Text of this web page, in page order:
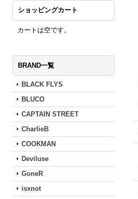
ショッピングカート
カートは空です。
BRAND一覧
BLACK FLYS
BLUCO
CAPTAIN STREET
CharlieB
COOKMAN
Deviluse
GoneR
isxnot